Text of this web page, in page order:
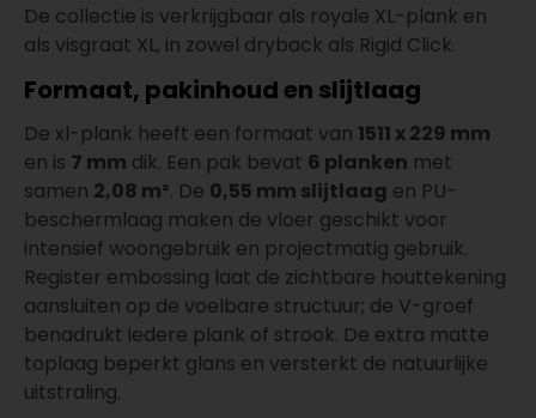
De collectie is verkrijgbaar als royale XL-plank en
als visgraat XL, in zowel dryback als Rigid Click.
Formaat, pakinhoud en slijtlaag
De xl-plank heeft een formaat van 1511 x 229 mm
en is 7 mm dik. Een pak bevat 6 planken met
samen 2,08 m². De 0,55 mm slijtlaag en PU-
beschermlaag maken de vloer geschikt voor
intensief woongebruik en projectmatig gebruik.
Register embossing laat de zichtbare houttekening
aansluiten op de voelbare structuur; de V-groef
benadrukt iedere plank of strook. De extra matte
toplaag beperkt glans en versterkt de natuurlijke
uitstraling.